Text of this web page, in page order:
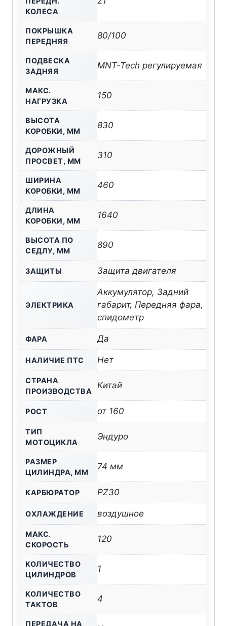
КОЛЕСА
ПОКРЫШКА
ПЕРЕДНЯЯ
80/100
ПОДВЕСКА
ЗАДНЯЯ
MNT-Tech регулируемая
МАКС.
НАГРУЗКА
150
ВЫСОТА
КОРОБКИ, ММ
830
ДОРОЖНЫЙ
ПРОСВЕТ, ММ
310
ШИРИНА
КОРОБКИ, ММ
460
ДЛИНА
КОРОБКИ, ММ
1640
ВЫСОТА ПО
СЕДЛУ, ММ
890
ЗАЩИТЫ Защита двигателя
ЭЛЕКТРИКА
Аккумулятор, Задний
габарит, Передняя фара,
спидометр
ФАРА Да
НАЛИЧИЕ ПТС Нет
СТРАНА
ПРОИЗВОДСТВА
Китай
РОСТ от 160
ТИП
МОТОЦИКЛА
Эндуро
РАЗМЕР
ЦИЛИНДРА, ММ
74 мм
КАРБЮРАТОР PZ30
ОХЛАЖДЕНИЕ воздушное
МАКС.
СКОРОСТЬ
120
КОЛИЧЕСТВО
ЦИЛИНДРОВ
1
КОЛИЧЕСТВО
ТАКТОВ
4
ПЕРЕДАЧА НА